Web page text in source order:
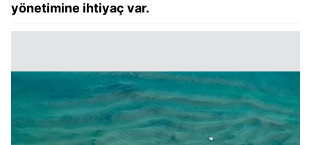
yönetimine ihtiyaç var.